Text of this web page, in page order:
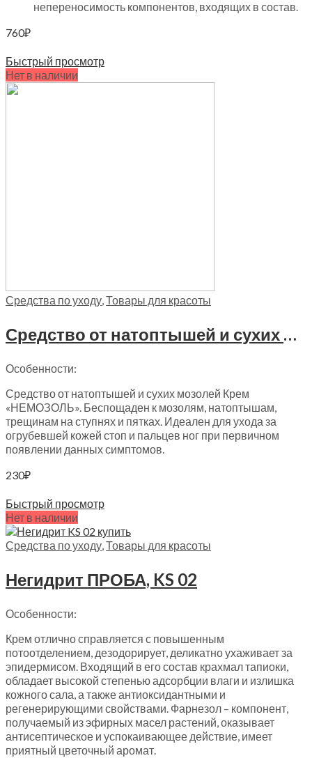
непереносимость компонентов, входящих в состав.
760₽
Быстрый просмотр
Нет в наличии
Средства по уходу,Товары для красоты
Средство от натоптышей и сухих мозолей ПРОБА, KS 06
Особенности:
Средство от натоптышей и сухих мозолей Крем
«НЕМОЗОЛЬ». Беспощаден к мозолям, натоптышам,
трещинам на ступнях и пятках. Идеален для ухода за
огрубевшей кожей стоп и пальцев ног при первичном
появлении данных симптомов.
230₽
Быстрый просмотр
Нет в наличии
Средства по уходу,Товары для красоты
Негидрит ПРОБА, KS 02
Особенности:
Крем отлично справляется с повышенным
потоотделением, дезодорирует, деликатно ухаживает за
эпидермисом. Входящий в его состав крахмал тапиоки,
обладает высокой степенью адсорбции влаги и излишка
кожного сала, а также антиоксидантными и
регенерирующими свойствами. Фарнезол – компонент,
получаемый из эфирных масел растений, оказывает
антисептическое и успокаивающее действие, имеет
приятный цветочный аромат.